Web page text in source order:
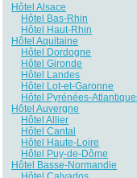
Hôtel Alsace
Hôtel Bas-Rhin
Hôtel Haut-Rhin
Hôtel Aquitaine
Hôtel Dordogne
Hôtel Gironde
Hôtel Landes
Hôtel Lot-et-Garonne
Hôtel Pyrénées-
Hôtel Auvergne
Hôtel Allier
Hôtel Cantal
Hôtel Haute-Loire
Hôtel Puy-de-Dôme
Hôtel Basse-Normandie